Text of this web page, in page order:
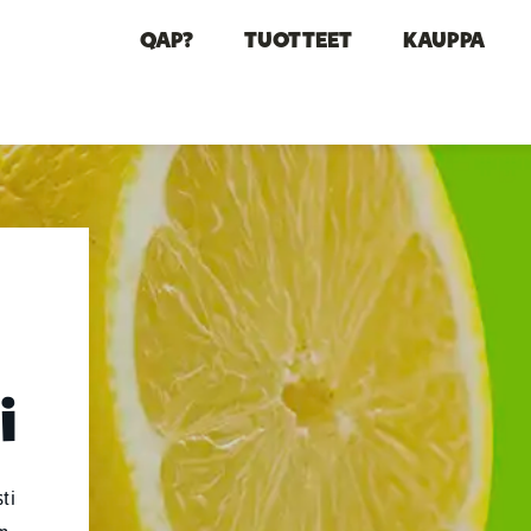
QAP? TUOTTEET KAUPPA